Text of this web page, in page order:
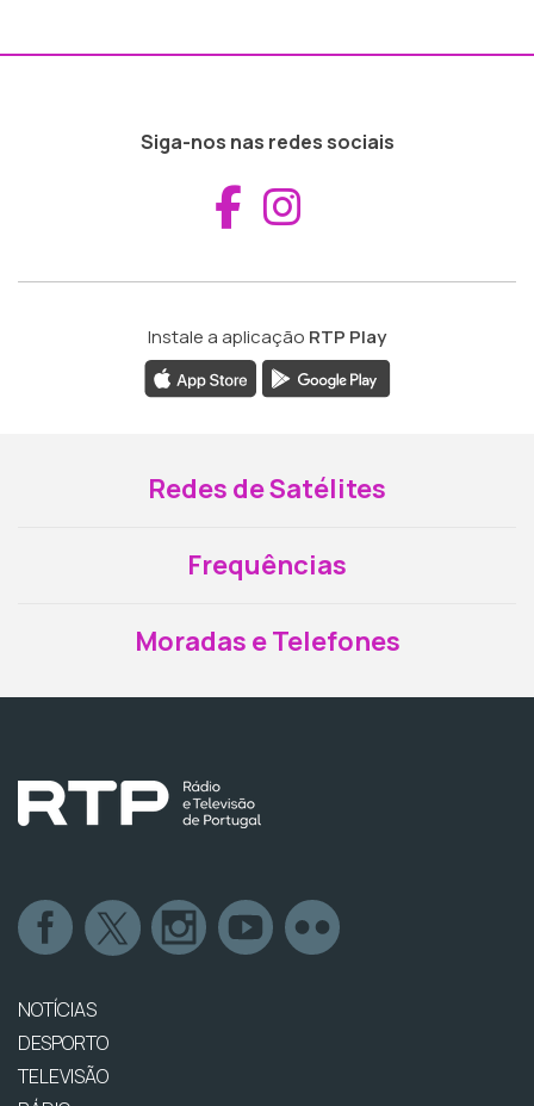
Siga-nos nas redes sociais
Aceder ao
Instale a aplicação RTP Play
Redes de Satélites
Frequências
Moradas e Telefones
NOTÍCIAS
DESPORTO
TELEVISÃO